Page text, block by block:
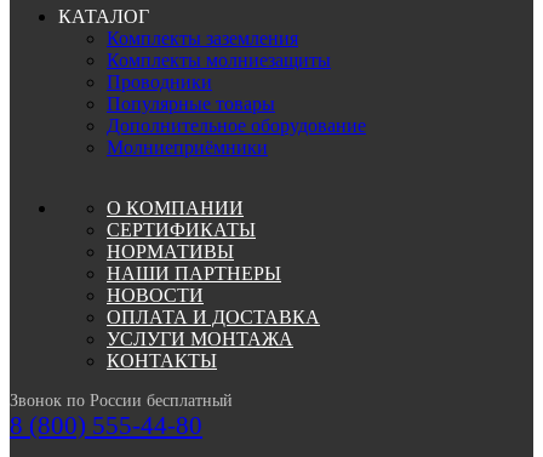
КАТАЛОГ
Комплекты заземления
Комплекты молниезащиты
Проводники
Популярные товары
Дополнительное оборудование
Молниеприёмники
О КОМПАНИИ
СЕРТИФИКАТЫ
НОРМАТИВЫ
НАШИ ПАРТНЕРЫ
НОВОСТИ
ОПЛАТА И ДОСТАВКА
УСЛУГИ МОНТАЖА
КОНТАКТЫ
Звонок по России бесплатный
8 (800) 555-44-80